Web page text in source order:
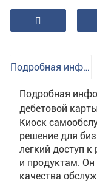
смарт-
карты,
типов
сравнению с
выпуска карт
открытию
более гибкая.
клиентам
также
Подробная информация о продукте
Подробная
дебетовой
Киоск
решение для
легкий доступ
и продуктам.
качества